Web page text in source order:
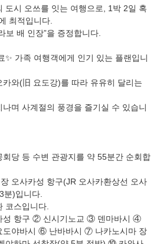
도시 오쓰를 잇는 여행으로, 1박 2일 혹
최적입니다.
보 배 인장”을 증정합니다.
✨ 가족 여행객에게 인기 있는 플랜입니
와(旧 요도강)를 따라 유유히 달리는
며 사계절의 풍경을 즐기실 수 있습니
회당 등 수변 관광지를 약 55분간 순회합
오사카성 항구(JR 오사카환상선 오사
분)입니다.
코스입니다.
성 항구 ② 신시기노교 ③ 덴마바시 ④
도야바시 ⑥ 난바바시 ⑦ 나카노시마 장